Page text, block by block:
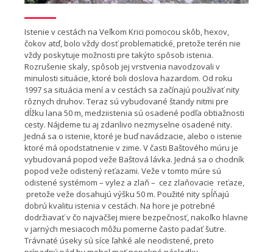
Istenie v cestách na Veľkom Krici pomocou skôb, hexov,
čokov atď, bolo vždy dosť problematické, pretože terén nie
vždy poskytuje možnosti pre takýto spôsob istenia.
Rozrušenie skaly, spôsob jej vrstvenia navodzovali v
minulosti situácie, ktoré boli doslova hazardom. Od roku
1997 sa situácia mení a v cestách sa začínajú používať nity
rôznych druhov. Teraz sú vybudované štandy nitmi pre
dĺžku lana 50 m, medziistenia sú osadené podľa obtiažnosti
cesty. Nájdeme tu aj zdanlivo nezmyselne osadené nity.
Jedná sa o istenie, ktoré je buď navádzacie, alebo o istenie
ktoré má opodstatnenie v zime. V časti Baštového múru je
vybudovaná popod veže Baštová lávka. Jedná sa o chodník
popod veže odistený reťazami. Veže v tomto múre sú
odistené systémom – vylez a zlaň – cez zlaňovacie reťaze,
pretože veže dosahujú výšku 50 m. Použité nity spĺňajú
dobrú kvalitu istenia v cestách. Na hore je potrebné
dodržiavať v čo najväčšej miere bezpečnosť, nakoľko hlavne
v jarných mesiacoch môžu pomerne často padať šutre.
Trávnaté úseky sú síce ľahké ale neodistené, preto